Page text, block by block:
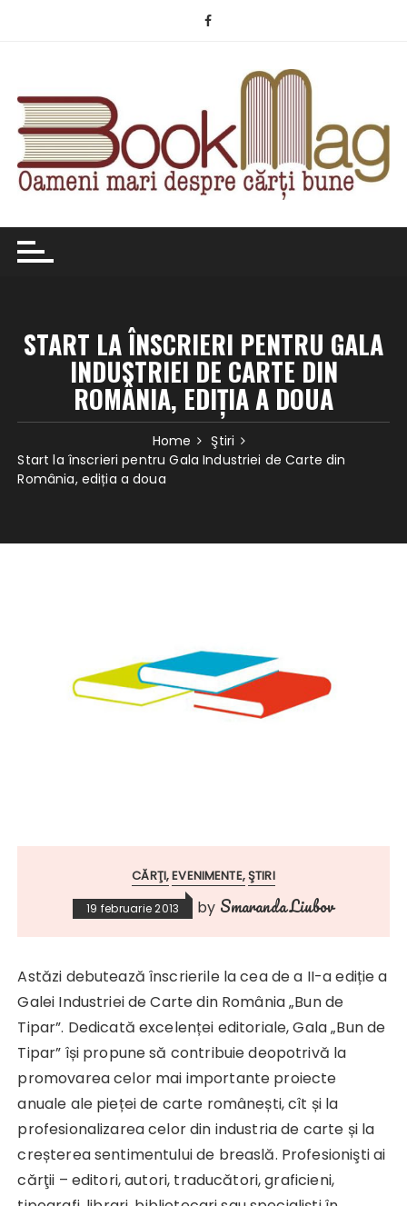
START LA ÎNSCRIERI PENTRU GALA
INDUSTRIEI DE CARTE DIN
ROMÂNIA, EDIȚIA A DOUA
Home
Ştiri
Start la înscrieri pentru Gala Industriei de Carte din
România, ediția a doua
CĂRŢI EVENIMENTE ŞTIRI
19 februarie 2013 by Smaranda Liubov
Astăzi debutează înscrierile la cea de a II-a ediție a
Galei Industriei de Carte din România „Bun de
Tipar”. Dedicată excelenței editoriale, Gala „Bun de
Tipar” își propune să contribuie deopotrivă la
promovarea celor mai importante proiecte
anuale ale pieței de carte românești, cît și la
profesionalizarea celor din industria de carte și la
creșterea sentimentului de breaslă. Profesionişti ai
cărţii – editori, autori, traducători, graficieni,